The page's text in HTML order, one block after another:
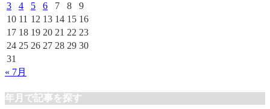
3
4 5 6 7 8
9
10 11 12 13 14 15 16
17 18 19 20 21 22 23
24 25 26 27 28 29 30
31
« 7月
年月で記事を探す